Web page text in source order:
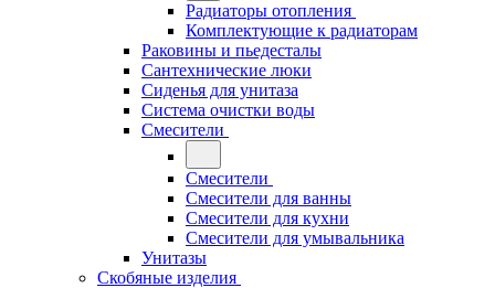
Радиаторы отопления
Комплектующие к радиаторам
Раковины и пьедесталы
Сантехнические люки
Сиденья для унитаза
Система очистки воды
Смесители
Смесители
Смесители для ванны
Смесители для кухни
Смесители для умывальника
Унитазы
Скобяные изделия